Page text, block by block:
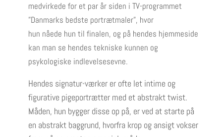
medvirkede for et par år siden i TV-programmet
”Danmarks bedste portrætmaler”, hvor
hun nåede hun til finalen, og på hendes hjemmeside
kan man se hendes tekniske kunnen og
psykologiske indlevelsesevne.
Hendes signatur-værker er ofte let intime og
figurative pigeportrætter med et abstrakt twist.
Måden, hun bygger disse op på, er ved at starte på
en abstrakt baggrund, hvorfra krop og ansigt vokser